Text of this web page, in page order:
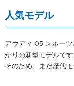
人気モデル
アウディ Q5 スポー
かりの新型モデルです
そのため、まだ歴代